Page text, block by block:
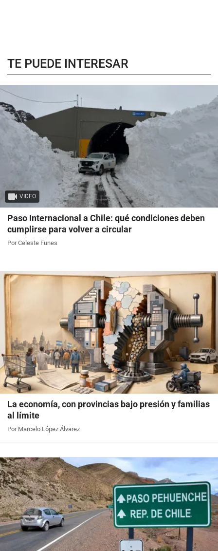
TE PUEDE INTERESAR
VIDEO
Paso Internacional a Chile: qué condiciones deben
cumplirse para volver a circular
Por Celeste Funes
La economía, con provincias bajo presión y familias
al límite
Por Marcelo López Álvarez